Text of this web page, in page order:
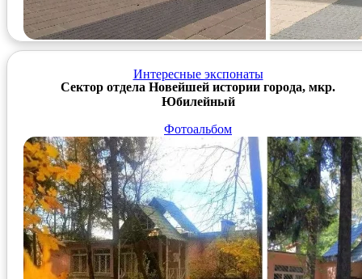
Интересные экспонаты
Фотоальбом
Ссылка на Госкаталог
Сектор отдела Новейшей истории города, мкр.
Юбилейный